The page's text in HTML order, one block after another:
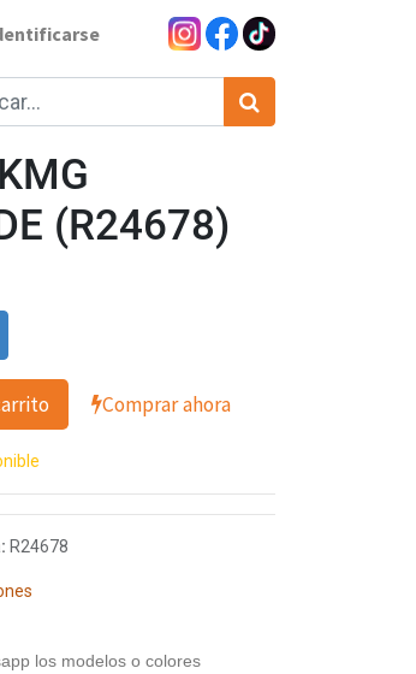
(R24678)
Comprar ahora
R24678
los modelos o colores